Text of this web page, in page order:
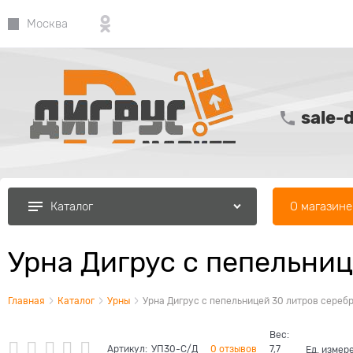
Москва
sale-
Каталог О магазине
Урна Дигрус с
Главная Каталог Урны Урна Дигрус с пепельницей 30 литров
Артикул: УП30-С/Д 0 отзывов
Вес:
7,7
Ед.